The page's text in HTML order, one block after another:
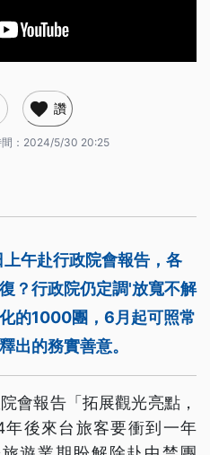
讚
： 2024/5/30 20:25
午赴行政院會報告，各
？行政院仍定調'放寬不解
的1000團，6月起可照常
出的務實善意。
會報告「拓展觀光亮點，
後來台旅客要衝到一年